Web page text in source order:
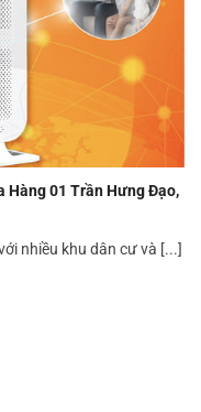
Hàng 01 Trần Hưng Đạo,
nhiều khu dân cư và [...]